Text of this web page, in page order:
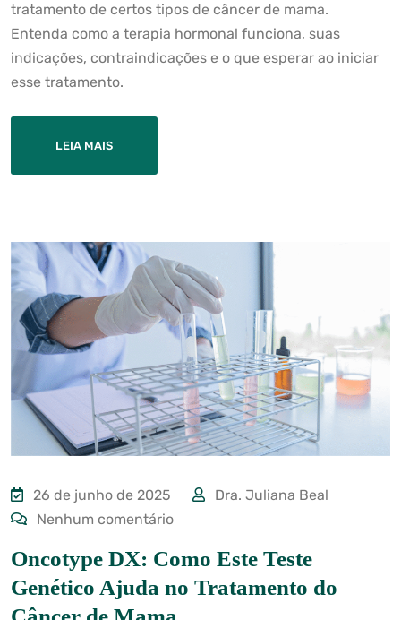
tratamento de certos tipos de câncer de mama.
Entenda como a terapia hormonal funciona, suas
indicações, contraindicações e o que esperar ao iniciar
esse tratamento.
LEIA MAIS
26 de junho de 2025
Dra. Juliana Beal
Nenhum comentário
Oncotype DX: Como Este Teste
Genético Ajuda no Tratamento do